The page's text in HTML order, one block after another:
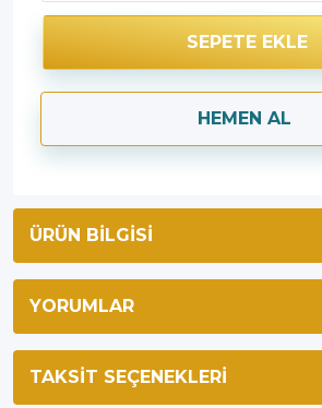
SEPETE EKLE
HEMEN AL
ÜRÜN BILGISI
YORUMLAR
TAKSIT SEÇENEKLERI